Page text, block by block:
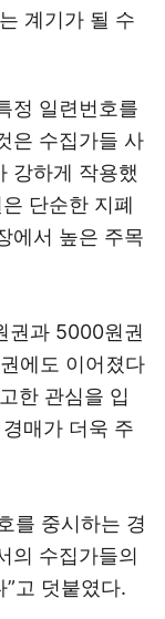
계기가 될 수
정 일련번호를
은 수집가들 사
강하게 작용했
단순한 지폐
에서 높은 주목
권과 5000원권
에도 이어졌다
한 관심을 입
매가 더욱 주
를 중시하는 경
의 수집가들의
고 덧붙였다.